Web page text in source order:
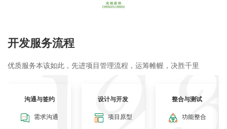
开发服务流程
优质服务本该如此，先进项目管理流程，运筹帷幄，决胜千里
沟通与签约
需求沟通
设计与开发
项目原型
整合与测试
功能整合